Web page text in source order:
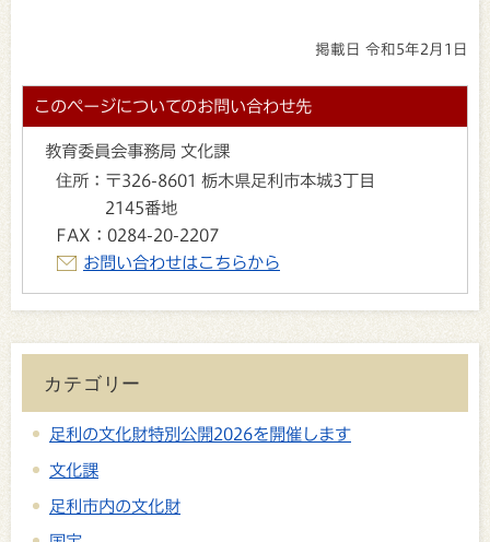
掲載日 令和5年2月1日
このページについてのお問い合わせ先
教育委員会事務局 文化課
住所： 〒326-8601 栃木県足利市本城3丁目
2145番地
FAX： 0284-20-2207
お問い合わせはこちらから
カテゴリー
足利の文化財特別公開2026を開催します
文化課
足利市内の文化財